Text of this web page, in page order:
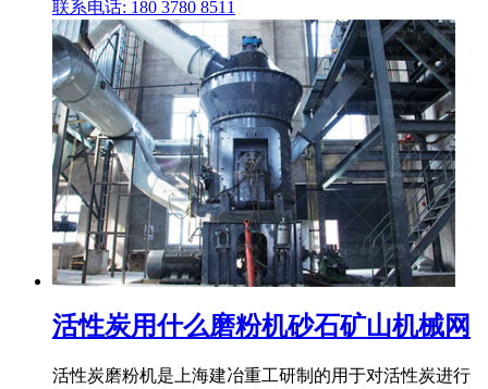
联系电话: 180 3780 8511
活性炭用什么磨粉机砂石矿山机械网
活性炭磨粉机是上海建冶重工研制的用于对活性炭进行